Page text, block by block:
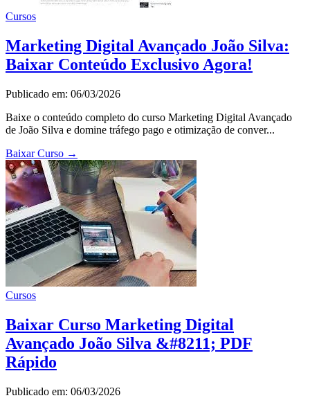
Cursos
Marketing Digital Avançado João Silva:
Baixar Conteúdo Exclusivo Agora!
Publicado em: 06/03/2026
Baixe o conteúdo completo do curso Marketing Digital Avançado
de João Silva e domine tráfego pago e otimização de conver...
Baixar Curso →
Cursos
Baixar Curso Marketing Digital
Avançado João Silva &#8211; PDF
Rápido
Publicado em: 06/03/2026